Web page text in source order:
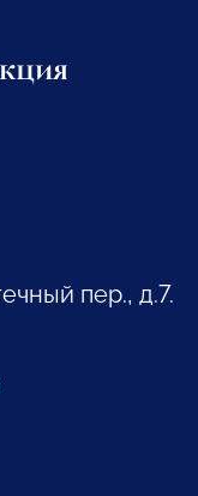
пер., д.7.